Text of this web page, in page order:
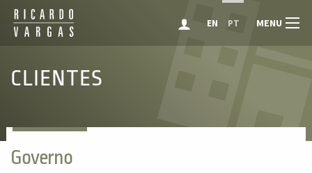
EN PT MENU
CLIENTES
Governo